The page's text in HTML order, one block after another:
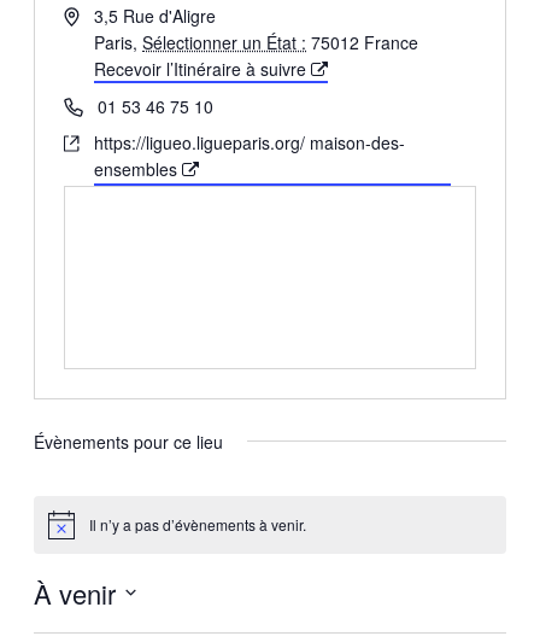
Adresse3,5 Rue d'Aligre
Paris, Sélectionner un État : 75012 France
Recevoir l’Itinéraire à suivre
Téléphone
01 53 46 75 10
Site
web
https://ligueo.ligueparis.org/ maison-des-
ensembles
Évènements pour ce lieu
Notice Il n’y a pas d’évènements à venir.
À venir
Sélectionnez